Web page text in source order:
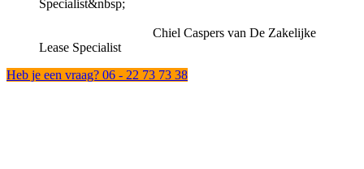
Chiel Caspers van De Zakelijke
Lease Specialist
Heb je een vraag? 06 - 22 73 73 38